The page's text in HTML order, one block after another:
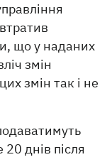
що у наданих
змін
змін так і не
днів після